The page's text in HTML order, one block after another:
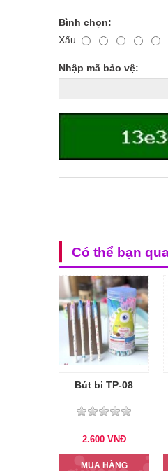
Bình chọn:
Xấu
Nhập mã bảo vệ:
Có thể bạn
Bút bi TP-08
2.600 VNĐ
MUA HÀNG